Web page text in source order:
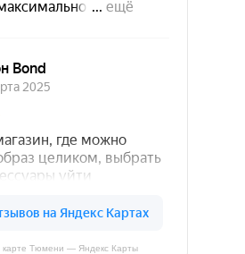
карте Тюмени — Яндекс Карты